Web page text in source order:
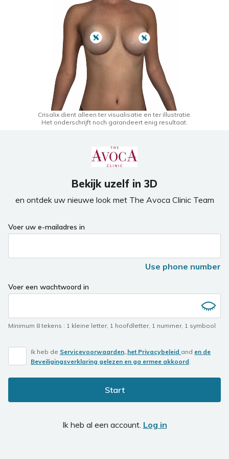
Crisalix dient alleen ter visualisatie en ter illustratie.
Het onderschrijft noch garandeert enig resultaat.
Bekijk uzelf in 3D
en ontdek uw nieuwe look met The Avoca Clinic Team
Voer uw e-mailadres in
Use phone number
Voer een wachtwoord in
Minimum 8 tekens : 1 kleine letter, 1 hoofdletter, 1 nummer, 1 symbool
Ik heb de Servicevoorwaarden,,het Privacybeleid and en de
Beveiligingsverklaring gelezen en ga ermee akkoord.
Start
Ik heb al een account. Log in